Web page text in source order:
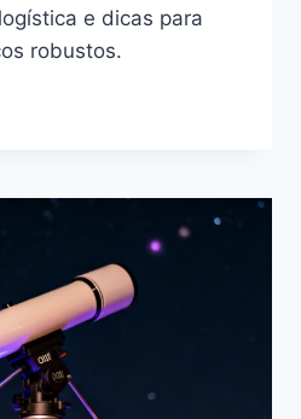
e dicas para
robustos.